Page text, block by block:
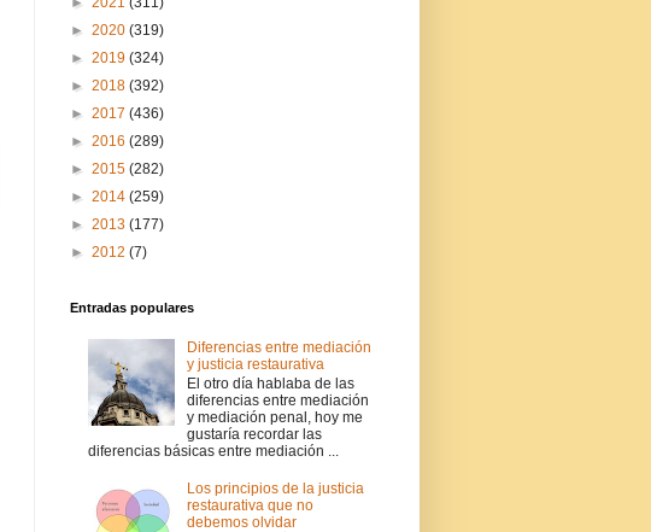
► 2020 (319)
► 2019 (324)
► 2018 (392)
► 2017 (436)
► 2016 (289)
► 2015 (282)
► 2014 (259)
► 2013 (177)
► 2012 (7)
Entradas populares
Diferencias entre mediación
y justicia restaurativa
El otro día hablaba de las
diferencias entre mediación
y mediación penal, hoy me
gustaría recordar las
diferencias básicas entre mediación ...
Los principios de la justicia
restaurativa que no
debemos olvidar